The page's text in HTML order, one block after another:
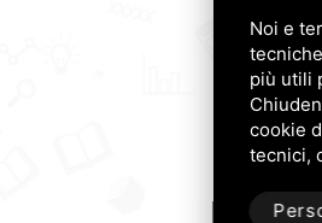
Noi e
più utili
cookie
tecnici,